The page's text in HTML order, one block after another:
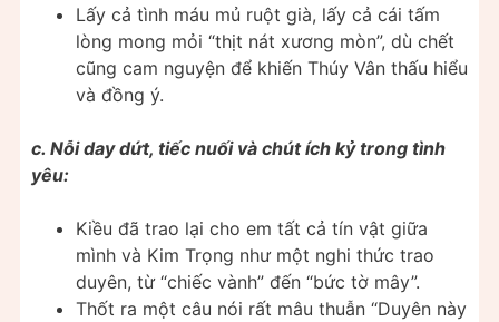
Lấy cả tình máu mủ ruột già, lấy cả cái tấm
lòng mong mỏi “thịt nát xương mòn”, dù chết
cũng cam nguyện để khiến Thúy Vân thấu hiểu
và đồng ý.
c. Nỗi day dứt, tiếc nuối và chút ích kỷ trong tình
yêu:
Kiều đã trao lại cho em tất cả tín vật giữa
mình và Kim Trọng như một nghi thức trao
duyên, từ “chiếc vành” đến “bức tờ mây”.
Thốt ra một câu nói rất mâu thuẫn “Duyên này